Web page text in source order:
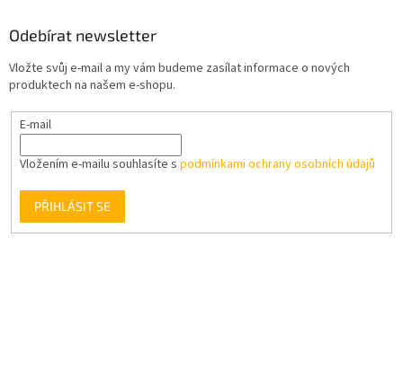
Odebírat newsletter
Vložte svůj e-mail a my vám budeme zasílat informace o nových
produktech na našem e-shopu.
E-mail
Vložením e-mailu souhlasíte s podmínkami ochrany osobních údajů
PŘIHLÁSIT SE